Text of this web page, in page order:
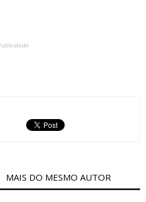
MAIS DO MESMO AUTOR